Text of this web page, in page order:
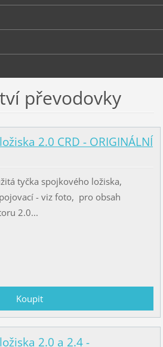
převodovky
2.0 CRD - ORIGINÁLNÍ
tyčka spojkového ložiska,
- viz foto, pro obsah
2.0...
2.0 a 2.4 -